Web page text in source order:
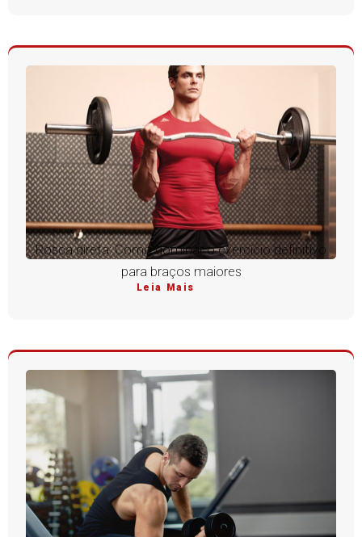
Rosca direta: Como dominar o exercício definitivo
para braços maiores
Leia Mais